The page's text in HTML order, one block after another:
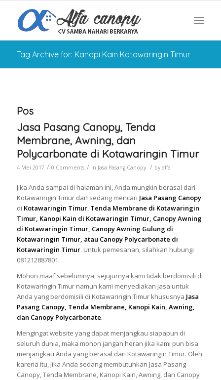
Tag Archive for: Kanopi Kain Kotawaringin Timur
Pos
Jasa Pasang Canopy, Tenda
Membrane, Awning, dan
Polycarbonate di Kotawaringin Timur
4 Mei 2017 / 0 Comments / in Jasa Pasang Canopy / by alfa
Jika Anda sampai di halaman ini, Anda mungkin berasal dari
Kotawaringin Timur dan sedang mencari Jasa Pasang Canopy
di Kotawaringin Timur, Tenda Membrane di Kotawaringin
Timur, Kanopi Kain di Kotawaringin Timur, Canopy Awning
di Kotawaringin Timur, Canopy Awning Gulung di
Kotawaringin Timur, atau Canopy Polycarbonate di
Kotawaringin Timur. Untuk pemesanan, silahkan hubungi
081212887801.
Mohon maaf sebelumnya, sejujurnya kami tidak berdomisili di
Kotawaringin Timur namun kami menyediakan jasa untuk
Anda yang berdomisili di Kotawaringin Timur khususnya Jasa
Pasang Canopy, Tenda Membrane, Kanopi Kain, Awning,
dan Canopy Polycarbonate.
Mengingat website yang dapat menjangkau siapapun di
seluruh dunia, maka mohon jangan heran jika kami pun bisa
menjangkau Anda yang berasal dari Kotawaringin Timur. Oleh
karena itu, jika Anda sedang membutuhkan Jasa Pasang
Canopy, Tenda Membrane, Kanopi Kain, Awning, dan Canopy